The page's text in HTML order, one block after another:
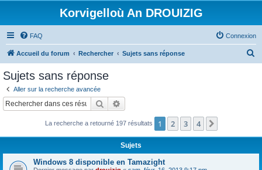
Korvigelloù An DROUIZIG
FAQ Connexion
Accueil du forum Rechercher Sujets sans réponse
c
Sujets sans réponse
Aller sur la recherche avancée
Rechercher
La recherche a retourné 197 résultats 1 2 3 4
Sujets
Windows 8 disponible en Tamazight